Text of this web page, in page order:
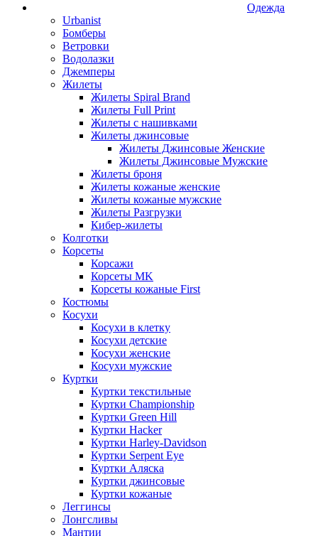
Одежда
Urbanist
Бомберы
Ветровки
Водолазки
Джемперы
Жилеты
Жилеты Spiral Brand
Жилеты Full Print
Жилеты с нашивками
Жилеты джинсовые
Жилеты Джинсовые Женские
Жилеты Джинсовые Мужские
Жилеты броня
Жилеты кожаные женские
Жилеты кожаные мужские
Жилеты Разгрузки
Кибер-жилеты
Колготки
Корсеты
Корсажи
Корсеты MK
Корсеты кожаные First
Костюмы
Косухи
Косухи в клетку
Косухи детские
Косухи женские
Косухи мужские
Куртки
Куртки текстильные
Куртки Championship
Куртки Green Hill
Куртки Hacker
Куртки Harley-Davidson
Куртки Serpent Eye
Куртки Аляска
Куртки джинсовые
Куртки кожаные
Леггинсы
Лонгсливы
Мантии